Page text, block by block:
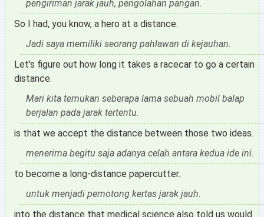
pengiriman jarak jauh, pengolahan pangan.
So I had, you know, a hero at a distance.
Jadi saya memiliki seorang pahlawan di kejauhan.
Let's figure out how long it takes a racecar to go a certain
distance.
Mari kita temukan seberapa lama sebuah mobil balap
berjalan pada jarak tertentu.
is that we accept the distance between those two ideas.
menerima begitu saja adanya celah antara kedua ide ini.
to become a long-distance papercutter.
untuk menjadi pemotong kertas jarak jauh.
into the distance that medical science also told us would